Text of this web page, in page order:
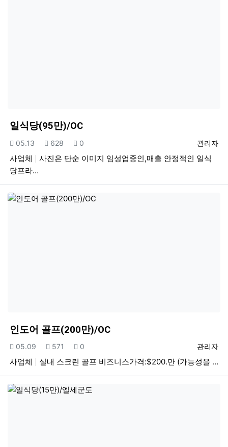
일식당(95만)/OC
등록자
관리자
등록일
05.13 조회
628 추천
0
사업체
사진은 단순 이미지 임성업중인,매출 안정적인 일식
당프라…
인도어 골프(200만)/OC
등록자
관리자
등록일
05.09 조회
571 추천
0
사업체 실내 스크린 골프 비즈니스가격:$200.만 (가능성을 …